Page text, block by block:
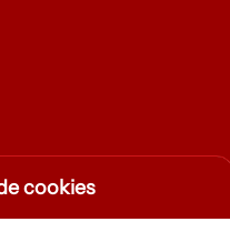
cookies